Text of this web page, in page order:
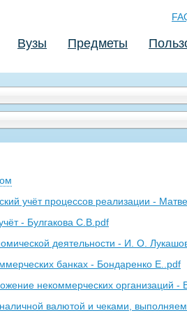
Вузы Предметы
учёт процессов реализации -
- Булгакова С.В.pdf
деятельности - И. О.
банках - Бондаренко Е..pdf
некоммерческих организаций -
наличной валютой и чеками,